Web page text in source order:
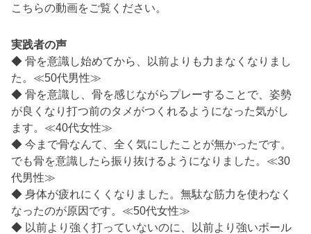
こちらの動画をご覧ください。
実践者の声
◆ 骨を意識し始めてから、以前よりも力まなくなりまし
た。≪50代男性≫
◆ 骨を意識し、骨を感じながらプレーすることで、姿勢
が良くなり打つ前のタメがつくれるようになった気がし
ます。≪40代女性≫
◆ 今まで骨なんて、全く気にしたことが無かったです。
でも骨を意識したら振り抜けるようになりました。≪30
代男性≫
◆ 身体が疲れにくくなりました。無駄な筋力を使わなく
なったのが原因です。≪50代女性≫
◆ 以前より強く打っていないのに、以前より強いボール